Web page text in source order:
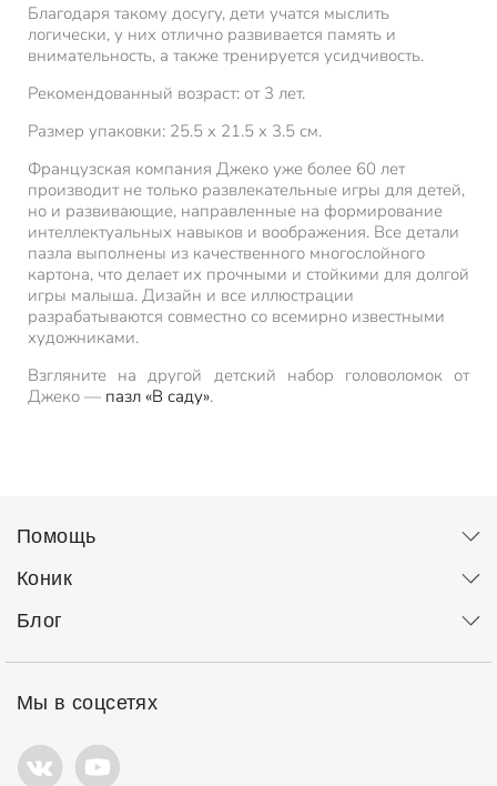
Благодаря такому досугу, дети учатся мыслить
логически, у них отлично развивается память и
внимательность, а также тренируется усидчивость.
Рекомендованный возраст: от 3 лет.
Размер упаковки: 25.5 x 21.5 x 3.5 см.
Французская компания Джеко уже более 60 лет
производит не только развлекательные игры для детей,
но и развивающие, направленные на формирование
интеллектуальных навыков и воображения. Все детали
пазла выполнены из качественного многослойного
картона, что делает их прочными и стойкими для долгой
игры малыша. Дизайн и все иллюстрации
разрабатываются совместно со всемирно известными
художниками.
Взгляните на другой детский набор головоломок от
Джеко — пазл «В саду».
Помощь
Коник
Блог
Мы в соцсетях